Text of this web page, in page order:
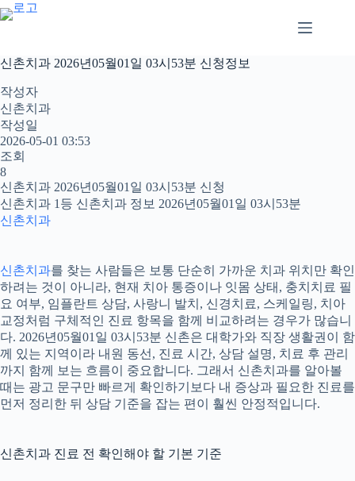
본
문
로
건
너
뛰
기
신촌치과 2026년05월01일 03시53분 신청정보
작성자
신촌치과
작성일
2026-05-01 03:53
조회
8
신촌치과 2026년05월01일 03시53분 신청
신촌치과 1등 신촌치과 정보 2026년05월01일 03시53분
신촌치과
신촌치과를 찾는 사람들은 보통 단순히 가까운 치과 위치만 확인
하려는 것이 아니라, 현재 치아 통증이나 잇몸 상태, 충치치료 필
요 여부, 임플란트 상담, 사랑니 발치, 신경치료, 스케일링, 치아
교정처럼 구체적인 진료 항목을 함께 비교하려는 경우가 많습니
다. 2026년05월01일 03시53분 신촌은 대학가와 직장 생활권이 함
께 있는 지역이라 내원 동선, 진료 시간, 상담 설명, 치료 후 관리
까지 함께 보는 흐름이 중요합니다. 그래서 신촌치과를 알아볼
때는 광고 문구만 빠르게 확인하기보다 내 증상과 필요한 진료를
먼저 정리한 뒤 상담 기준을 잡는 편이 훨씬 안정적입니다.
신촌치과 진료 전 확인해야 할 기본 기준